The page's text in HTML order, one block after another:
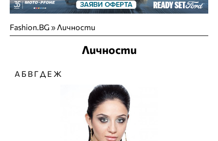
Fashion.BG » Личности
Личности
А Б В ГД Е Ж